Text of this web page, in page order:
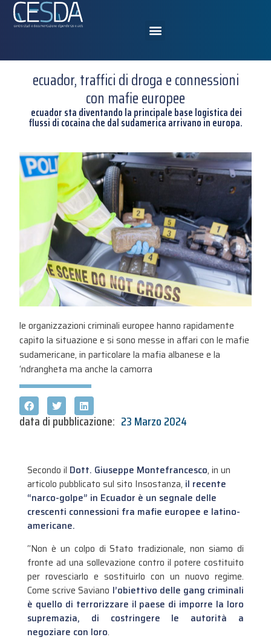
ecuador, traffici di droga e connessioni
con mafie europee
ecuador sta diventando la principale base logistica dei
flussi di cocaina che dal sudamerica arrivano in europa.
le organizzazioni criminali europee hanno rapidamente
capito la situazione e si sono messe in affari con le mafie
sudamericane, in particolare la mafia albanese e la
‘ndrangheta ma anche la camorra
data di pubblicazione: 23 Marzo 2024
Secondo il Dott. Giuseppe Montefrancesco, in un
articolo pubblicato sul sito Insostanza, il recente
“narco-golpe” in Ecuador è un segnale delle
crescenti connessioni fra mafie europee e latino-
americane.
“Non è un colpo di Stato tradizionale, non siamo di
fronte ad una sollevazione contro il potere costituito
per rovesciarlo e sostituirlo con un nuovo regime.
Come scrive Saviano l’obiettivo delle gang criminali
è quello di terrorizzare il paese di imporre la loro
supremazia, di costringere le autorità a
negoziare con loro.